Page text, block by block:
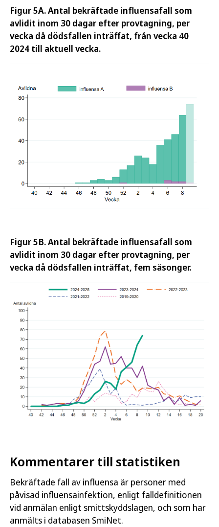
Figur 5A. Antal bekräftade influensafall som
avlidit inom 30 dagar efter provtagning, per
vecka då dödsfallen inträffat, från vecka 40
2024 till aktuell vecka.
Figur 5B. Antal bekräftade influensafall som
avlidit inom 30 dagar efter provtagning, per
vecka då dödsfallen inträffat, fem säsonger.
Kommentarer till statistiken
Bekräftade fall av influensa är personer med
påvisad influensainfektion, enligt falldefinitionen
vid anmälan enligt smittskyddslagen, och som har
anmälts i databasen SmiNet.